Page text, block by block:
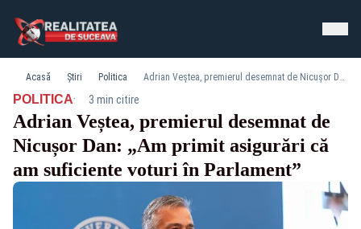
Acasă Știri Politica Adrian Veștea, premierul desemnat de Nicușor Dan: „Am primit asigurări că am suficiente voturi în Parlament”
POLITICA· 3 min citire
Adrian Veștea, premierul desemnat de
Nicușor Dan: „Am primit asigurări că
am suficiente voturi în Parlament”